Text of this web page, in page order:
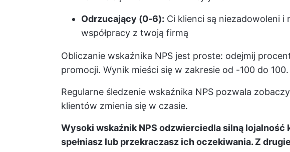
Odrzucający (0-6): Ci klienci są niezadowoleni
współpracy z twoją firmą
Obliczanie wskaźnika NPS jest proste: odejmij
promocji. Wynik mieści się w zakresie od -100 do 100.
Regularne śledzenie wskaźnika NPS pozwala
klientów zmienia się w czasie.
Wysoki wskaźnik NPS odzwierciedla silną lojalność
spełniasz lub przekraczasz ich oczekiwania. Z